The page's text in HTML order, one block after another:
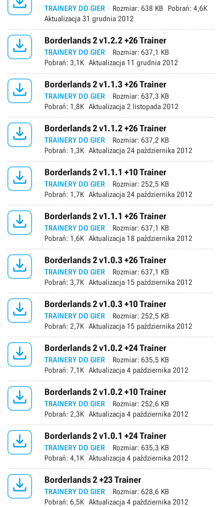
TRAINERY DO GIER Rozmiar: 638 KB Pobrań: 4,6K
Aktualizacja 31 grudnia 2012
 Borderlands 2 v1.2.2 +26 Trainer
TRAINERY DO GIER Rozmiar: 637,1 KB
Pobrań: 3,1K Aktualizacja 11 grudnia 2012
 Borderlands 2 v1.1.3 +26 Trainer
TRAINERY DO GIER Rozmiar: 637,3 KB
Pobrań: 1,8K Aktualizacja 2 listopada 2012
 Borderlands 2 v1.1.2 +26 Trainer
TRAINERY DO GIER Rozmiar: 637,2 KB
Pobrań: 1,3K Aktualizacja 24 października 2012
 Borderlands 2 v1.1.1 +10 Trainer
TRAINERY DO GIER Rozmiar: 252,5 KB
Pobrań: 1,7K Aktualizacja 24 października 2012
 Borderlands 2 v1.1.1 +26 Trainer
TRAINERY DO GIER Rozmiar: 637,1 KB
Pobrań: 1,6K Aktualizacja 18 października 2012
 Borderlands 2 v1.0.3 +26 Trainer
TRAINERY DO GIER Rozmiar: 637,1 KB
Pobrań: 3,7K Aktualizacja 15 października 2012
 Borderlands 2 v1.0.3 +10 Trainer
TRAINERY DO GIER Rozmiar: 252,5 KB
Pobrań: 2,7K Aktualizacja 15 października 2012
 Borderlands 2 v1.0.2 +24 Trainer
TRAINERY DO GIER Rozmiar: 635,5 KB
Pobrań: 7,1K Aktualizacja 4 października 2012
 Borderlands 2 v1.0.2 +10 Trainer
TRAINERY DO GIER Rozmiar: 252,6 KB
Pobrań: 2,3K Aktualizacja 4 października 2012
 Borderlands 2 v1.0.1 +24 Trainer
TRAINERY DO GIER Rozmiar: 635,3 KB
Pobrań: 4,1K Aktualizacja 4 października 2012
 Borderlands 2 +23 Trainer
TRAINERY DO GIER Rozmiar: 628,6 KB
Pobrań: 6,5K Aktualizacja 4 października 2012